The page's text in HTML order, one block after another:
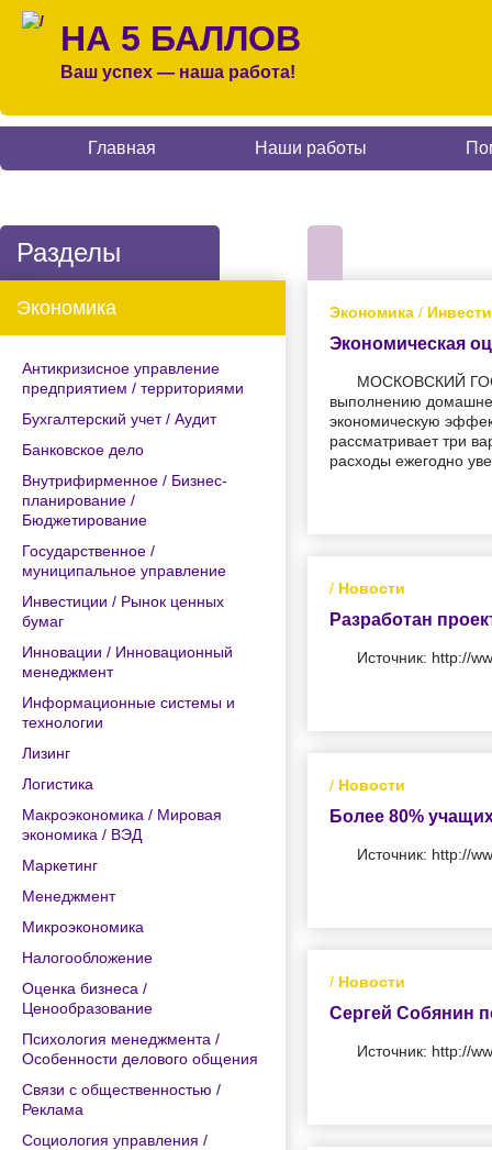
НА 5 БАЛЛОВ
Ваш успех — наша работа!
Главная Наши работы
Разделы
Экономика
Антикризисное управление
предприятием / территориями
Бухгалтерский учет / Аудит
Банковское дело
Внутрифирменное / Бизнес-
планирование /
Бюджетирование
Государственное /
муниципальное управление
Инвестиции / Рынок ценных
бумаг
Инновации / Инновационный
менеджмент
Информационные системы и
технологии
Лизинг
Логистика
Макроэкономика / Мировая
экономика / ВЭД
Маркетинг
Менеджмент
Микроэкономика
Налогообложение
Оценка бизнеса /
Ценообразование
Психология менеджмента /
Особенности делового общения
Связи с общественностью /
Реклама
Социология управления /
Экономика /
Экономическая
МОСКОВСКИЙ
выполнению
экономическую
рассматривает три
расходы ежегодно
/ Новости
Разработан
Источник: http://
/ Новости
Более 80%
Источник: http://
/ Новости
Сергей Собянин
Источник: http://